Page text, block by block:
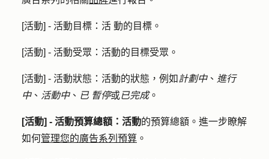
[活動] - 活動目標：活 動的目標。
[活動] - 活動受眾：活動的目標受眾 。
[活動] - 活動狀態：活動的狀態，例如 計劃中、 進行
中、 活動中、 已 暫停或已完成。
[活動] - 活動預算總額：活動的預算總額。進一步瞭解
如何管理您的廣告系列預算 。